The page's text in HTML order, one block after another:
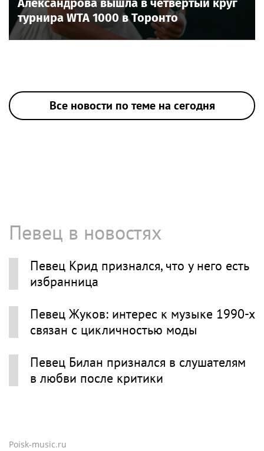
Александрова вышла в четвёртый круг
турнира WTA 1000 в Торонто
Все новости по теме на сегодня
Певец в новостях
Певец Крид признался, что у него есть
избранница
Певец Жуков: интерес к музыке 1990-х
связан с цикличностью моды
Певец Билан признался в слушателям
в любви после критики
Poisk-music.ru